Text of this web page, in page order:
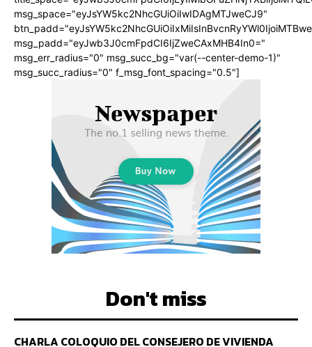
msg_space="eyJsYW5kc2NhcGUiOiIwIDAgMTJweCJ9"
msg_padd="eyJwb3J0cmFpdCI6IjZweCAxMHB4In0="
msg_err_radius="0" msg_succ_bg="var(--center-demo-1)"
msg_succ_radius="0" f_msg_font_spacing="0.5"]
Don't miss
CHARLA COLOQUIO DEL CONSEJERO DE VIVIENDA